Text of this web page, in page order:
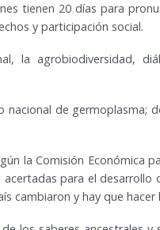
tienen 20 días para
y participación social.
la agrobiodiversidad,
de germoplasma;
la Comisión Económica
para el desarrollo
cambiaron y hay que